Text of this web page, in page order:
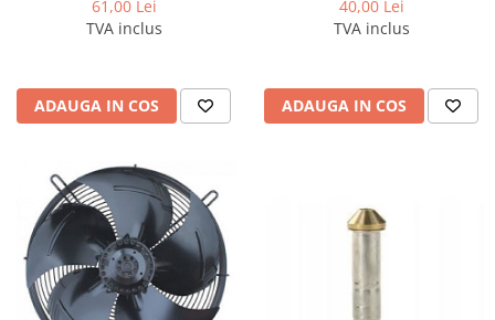
61,00 Lei
TVA inclus
ADAUGA IN COS
40,00 Lei
TVA inclus
ADAUGA IN COS